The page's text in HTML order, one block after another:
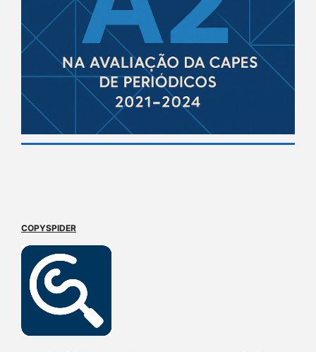
COPYSPIDER